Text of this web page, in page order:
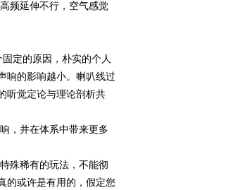
频延伸不行，空气感觉
定的原因，朴实的个人
响的影响越小。喇叭线过
听觉定论与理论剖析共
，并在体系中带来更多
殊稀有的玩法，不能彻
的或许是有用的，假定您